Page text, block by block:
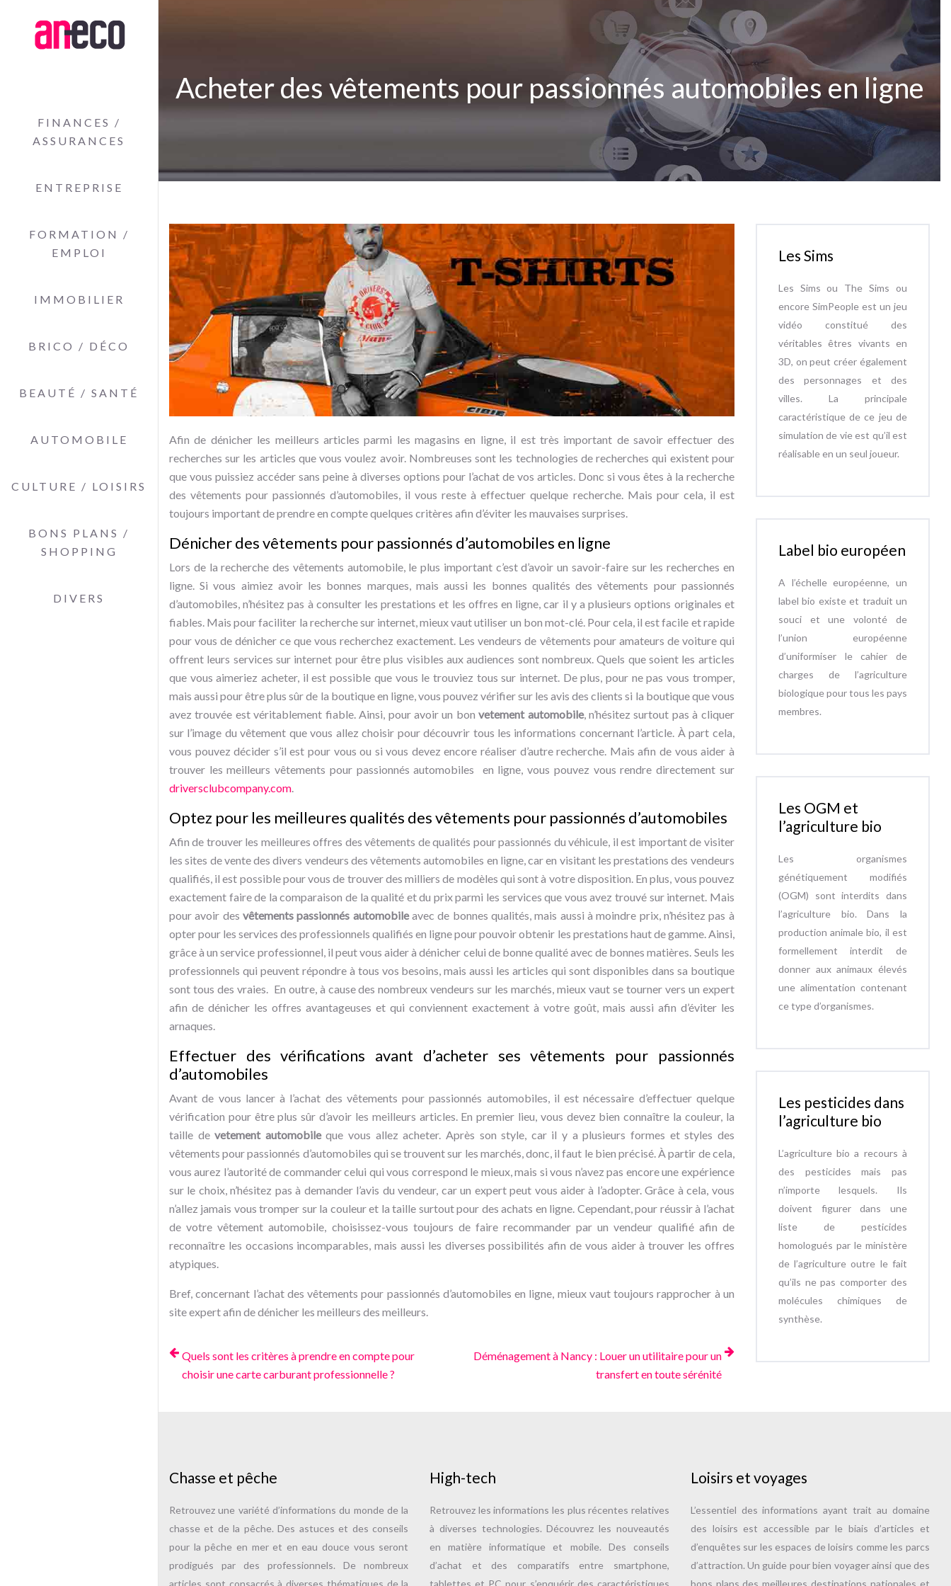
FINANCES /
ASSURANCES
ENTREPRISE
FORMATION /
EMPLOI
IMMOBILIER
BRICO / DÉCO
BEAUTÉ / SANTÉ
AUTOMOBILE
CULTURE / LOISIRS
BONS PLANS /
SHOPPING
DIVERS
Acheter des vêtements pour passionnés automobiles en ligne
Afin de dénicher les meilleurs articles parmi les magasins en ligne, il est très important de savoir effectuer des
recherches sur les articles que vous voulez avoir. Nombreuses sont les technologies de recherches qui existent pour
que vous puissiez accéder sans peine à diverses options pour l’achat de vos articles. Donc si vous êtes à la recherche
des vêtements pour passionnés d’automobiles, il vous reste à effectuer quelque recherche. Mais pour cela, il est
toujours important de prendre en compte quelques critères afin d’éviter les mauvaises surprises.
Dénicher des vêtements pour passionnés d’automobiles en ligne
Lors de la recherche des vêtements automobile, le plus important c’est d’avoir un savoir-faire sur les recherches en
ligne. Si vous aimiez avoir les bonnes marques, mais aussi les bonnes qualités des vêtements pour passionnés
d’automobiles, n’hésitez pas à consulter les prestations et les offres en ligne, car il y a plusieurs options originales et
fiables. Mais pour faciliter la recherche sur internet, mieux vaut utiliser un bon mot-clé. Pour cela, il est facile et rapide
pour vous de dénicher ce que vous recherchez exactement. Les vendeurs de vêtements pour amateurs de voiture qui
offrent leurs services sur internet pour être plus visibles aux audiences sont nombreux. Quels que soient les articles
que vous aimeriez acheter, il est possible que vous le trouviez tous sur internet. De plus, pour ne pas vous tromper,
mais aussi pour être plus sûr de la boutique en ligne, vous pouvez vérifier sur les avis des clients si la boutique que vous
avez trouvée est véritablement fiable. Ainsi, pour avoir un bonvetement automobile, n’hésitez surtout pas à cliquer
sur l’image du vêtement que vous allez choisir pour découvrir tous les informations concernant l’article. À part cela,
vous pouvez décider s’il est pour vous ou si vous devez encore réaliser d’autre recherche. Mais afin de vous aider à
trouver les meilleurs vêtements pour passionnés automobiles en ligne, vous pouvez vous rendre directement sur
driversclubcompany.com.
Optez pour les meilleures qualités des vêtements pour passionnés d’automobiles
Afin de trouver les meilleures offres des vêtements de qualités pour passionnés du véhicule, il est important de visiter
les sites de vente des divers vendeurs des vêtements automobiles en ligne, car en visitant les prestations des vendeurs
qualifiés, il est possible pour vous de trouver des milliers de modèles qui sont à votre disposition. En plus, vous pouvez
exactement faire de la comparaison de la qualité et du prix parmi les services que vous avez trouvé sur internet. Mais
pour avoir desvêtements passionnés automobileavec de bonnes qualités, mais aussi à moindre prix, n’hésitez pas à
opter pour les services des professionnels qualifiés en ligne pour pouvoir obtenir les prestations haut de gamme. Ainsi,
grâce à un service professionnel, il peut vous aider à dénicher celui de bonne qualité avec de bonnes matières. Seuls les
professionnels qui peuvent répondre à tous vos besoins, mais aussi les articles qui sont disponibles dans sa boutique
sont tous des vraies. En outre, à cause des nombreux vendeurs sur les marchés, mieux vaut se tourner vers un expert
afin de dénicher les offres avantageuses et qui conviennent exactement à votre goût, mais aussi afin d’éviter les
arnaques.
Effectuer des vérifications avant d’acheter ses vêtements pour passionnés
d’automobiles
Avant de vous lancer à l’achat des vêtements pour passionnés automobiles, il est nécessaire d’effectuer quelque
vérification pour être plus sûr d’avoir les meilleurs articles. En premier lieu, vous devez bien connaître la couleur, la
taille devetement automobileque vous allez acheter. Après son style, car il y a plusieurs formes et styles des
vêtements pour passionnés d’automobiles qui se trouvent sur les marchés, donc, il faut le bien précisé. À partir de cela,
vous aurez l’autorité de commander celui qui vous correspond le mieux, mais si vous n’avez pas encore une expérience
sur le choix, n’hésitez pas à demander l’avis du vendeur, car un expert peut vous aider à l’adopter. Grâce à cela, vous
n’allez jamais vous tromper sur la couleur et la taille surtout pour des achats en ligne. Cependant, pour réussir à l’achat
de votre vêtement automobile, choisissez-vous toujours de faire recommander par un vendeur qualifié afin de
reconnaître les occasions incomparables, mais aussi les diverses possibilités afin de vous aider à trouver les offres
atypiques.
Bref, concernant l’achat des vêtements pour passionnés d’automobiles en ligne, mieux vaut toujours rapprocher à un
site expert afin de dénicher les meilleurs des meilleurs.
Quels sont les critères à prendre en compte pour
choisir une carte carburant professionnelle ?
Déménagement à Nancy : Louer un utilitaire pour un
transfert en toute sérénité
Les Sims
Les Sims ou The Sims ou
encore SimPeople est un jeu
vidéo constitué des
véritables êtres vivants en
3D, on peut créer également
des personnages et des
villes. La principale
caractéristique de ce jeu de
simulation de vie est qu’il est
réalisable en un seul joueur.
Label bio européen
A l’échelle européenne, un
label bio existe et traduit un
souci et une volonté de
l’union européenne
d’uniformiser le cahier de
charges de l’agriculture
biologique pour tous les pays
membres.
Les OGM et
l’agriculture bio
Les organismes
génétiquement modifiés
(OGM) sont interdits dans
l’agriculture bio. Dans la
production animale bio, il est
formellement interdit de
donner aux animaux élevés
une alimentation contenant
ce type d’organismes.
Les pesticides dans
l’agriculture bio
L’agriculture bio a recours à
des pesticides mais pas
n’importe lesquels. Ils
doivent figurer dans une
liste de pesticides
homologués par le ministère
de l’agriculture outre le fait
qu’ils ne pas comporter des
molécules chimiques de
synthèse.
Chasse et pêche
Retrouvez une variété d’informations du monde de la
chasse et de la pêche. Des astuces et des conseils
pour la pêche en mer et en eau douce vous seront
prodigués par des professionnels. De nombreux
High-tech
Retrouvez les informations les plus récentes relatives
à diverses technologies. Découvrez les nouveautés
en matière informatique et mobile. Des conseils
d’achat et des comparatifs entre smartphone,
Loisirs et voyages
L’essentiel des informations ayant trait au domaine
des loisirs est accessible par le biais d’articles et
d’enquêtes sur les espaces de loisirs comme les parcs
d’attraction. Un guide pour bien voyager ainsi que des